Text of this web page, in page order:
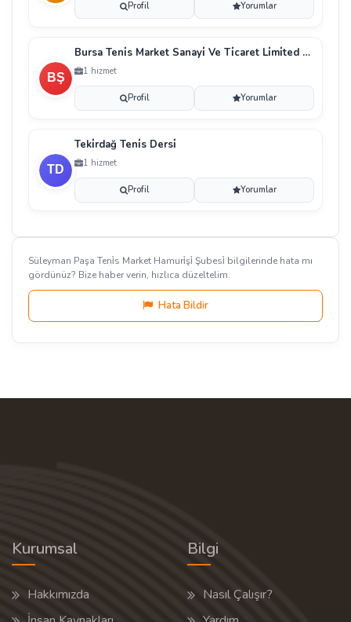
Profil Yorumlar
Bursa Teni̇s Market Sanayi̇ Ve Ti̇caret Li̇mi̇ted Şi̇rke
1 hizmet
Profil Yorumlar
Teki̇rdağ Teni̇s Dersi̇
1 hizmet
Profil Yorumlar
Süleyman Paşa Teni̇s Market Hamuri̇şi̇ Şubesi̇ bilgilerinde hata mı
gördünüz? Bize haber verin, hızlıca düzeltelim.
Hata Bildir
Kurumsal
Hakkımızda
Bilgi
Nasıl Çalışır?